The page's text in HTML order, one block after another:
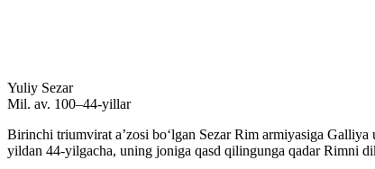
Yuliy Sezar
Mil. av. 100–44-yillar
Birinchi triumvirat aʼzosi boʻlgan Sezar Rim armiyasiga
yildan 44-yilgacha, uning joniga qasd qilingunga qadar Rimni